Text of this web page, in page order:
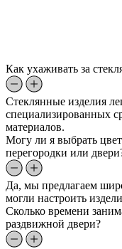
Как ухаживать за
Стеклянные изделия
специализированных
материалов.
Могу ли я выбрать
перегородки или
Да, мы предлагаем
могли настроить
Сколько времени
раздвижной двери?